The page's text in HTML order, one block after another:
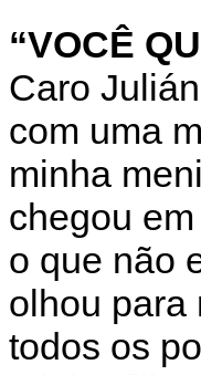
“VOCÊ
Caro
com uma
minha
chegou
o que não
olhou para
todos os